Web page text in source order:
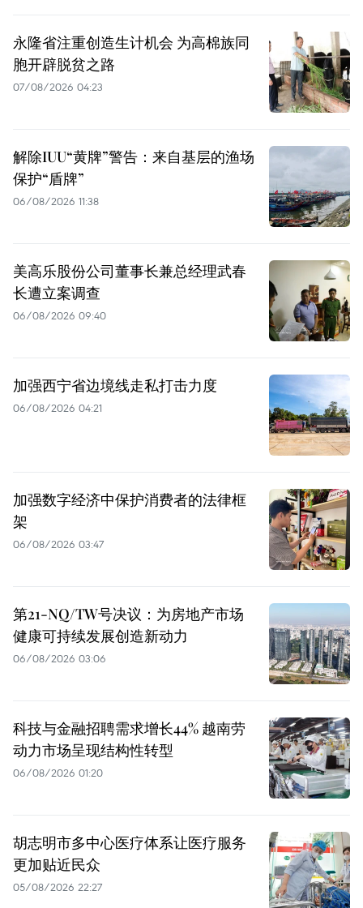
永隆省注重创造生计机会 为高棉族同
胞开辟脱贫之路
07/08/2026 04:23
解除IUU“黄牌”警告：来自基层的渔场
保护“盾牌”
06/08/2026 11:38
美高乐股份公司董事长兼总经理武春
长遭立案调查
06/08/2026 09:40
加强西宁省边境线走私打击力度
06/08/2026 04:21
加强数字经济中保护消费者的法律框
架
06/08/2026 03:47
第21-NQ/TW号决议：为房地产市场
健康可持续发展创造新动力
06/08/2026 03:06
科技与金融招聘需求增长44% 越南劳
动力市场呈现结构性转型
06/08/2026 01:20
胡志明市多中心医疗体系让医疗服务
更加贴近民众
05/08/2026 22:27